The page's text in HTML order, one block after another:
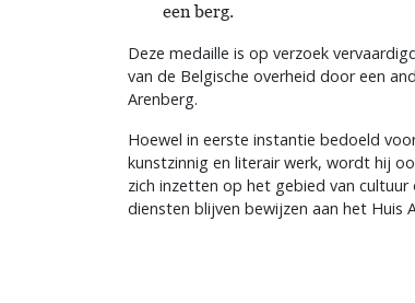
een berg.
Deze medaille is op verzoek
van de Belgische overheid door een
Arenberg.
Hoewel in eerste instantie bedoeld
kunstzinnig en literair werk, wordt hij
zich inzetten op het gebied van
diensten blijven bewijzen aan het Huis